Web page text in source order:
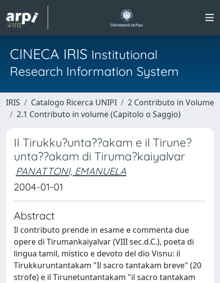
CINECA IRIS Institutional
Research Information System
IRIS Catalogo Ricerca UNIPI
2 Contributo in Volume
2.1 Contributo in volume (Capitolo o Saggio)
II Tirukku?unta??akam e il Tirune?
unta??akam di Tiruma?kaiyalvar
PANATTONI, EMANUELA
2004-01-01
Abstract
Il contributo prende in esame e commenta due
opere di Tirumankaiyalvar (VIII sec.d.C.), poeta di
lingua tamil, mistico e devoto del dio Visnu: il
Tirukkuruntantakam "Il sacro tantakam breve" (20
strofe) e il Tirunetuntantakam "il sacro tantakam